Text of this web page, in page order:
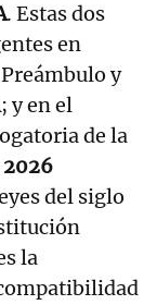
. Estas dos
en
y
y en el
de la
2026
del siglo
la